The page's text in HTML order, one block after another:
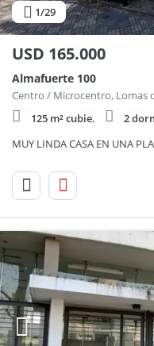
1/29
USD 165.000
Almafuerte 100
Centro / Microcentro, Lomas
125 m² cubie.
2
MUY LINDA CASA EN UNA